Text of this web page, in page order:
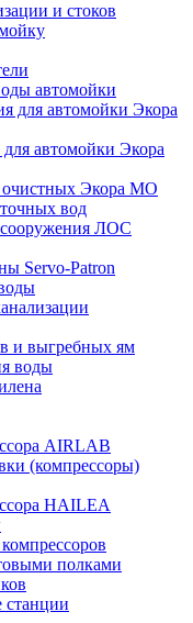
и стоков
автомойки
для автомойки Экора
автомойки Экора
Экора МО
вод
ЛОС
Servo-Patron
и выгребных ям
воды
AIRLAB
(компрессоры)
HAILEA
полками
станции